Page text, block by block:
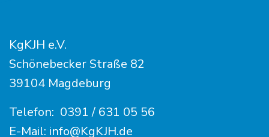
KgKJH e.V.
Schönebecker Straße 82
39104 Magdeburg
Telefon: 0391 / 631 05 56
E-Mail: info@KgKJH.de